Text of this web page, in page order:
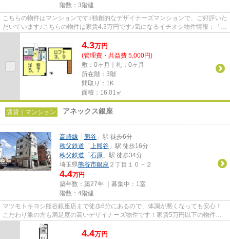
階数：3階建
こちらの物件はマンションです♪独創的なデザイナーズマンションで、ご好評いた
だいています♪こちらの物件は家賃4.3万円です♪気になるイチオシ物件情報：「ペ
4.3万円
(管理費・共益費 5,000円)
敷：0ヶ月｜礼：0ヶ月
所在階：3階
間取り：1K
面積：16.01㎡
賃貸｜マンション アネックス銀座
高崎線 「 熊谷 」駅 徒歩6分
秩父鉄道 「 上熊谷 」駅 徒歩16分
秩父鉄道 「 石原 」駅 徒歩34分
埼玉県熊谷市銀座 ２丁目１０－２
4.4万円
築年数：築27年 ｜募集中： 1室
階数：4階建
マツモトキヨシ熊谷銀座店まで徒歩6分にあるので、体調が悪くなっても安心！
こだわり派の方も満足度の高いデザイナーズ物件です！家賃5万円以下の物件を
お探しの方にもおすすめです！...
4.4万円